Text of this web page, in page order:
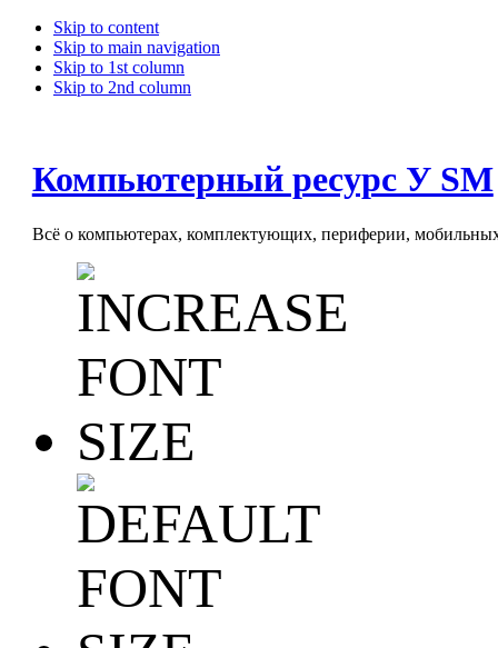
Skip to content
Skip to main navigation
Skip to 1st column
Skip to 2nd column
Компьютерный ресурс У SM
Всё о компьютерах, комплектующих, периферии, мобильных